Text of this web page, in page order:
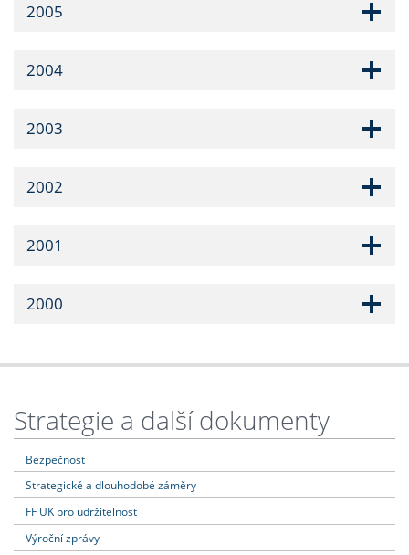
2005
2004
2003
2002
2001
2000
Strategie a další dokumenty
Bezpečnost
Strategické a dlouhodobé záměry
FF UK pro udržitelnost
Výroční zprávy